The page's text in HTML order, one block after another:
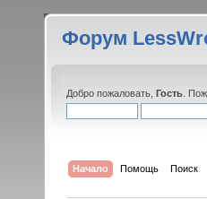
Форум
Добро пожаловать, Гость .
Начало Помощь Поиск